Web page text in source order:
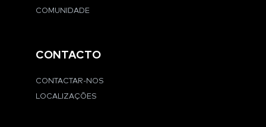
COMUNIDADE
CONTACTO
CONTACTAR-NOS
LOCALIZAÇÕES